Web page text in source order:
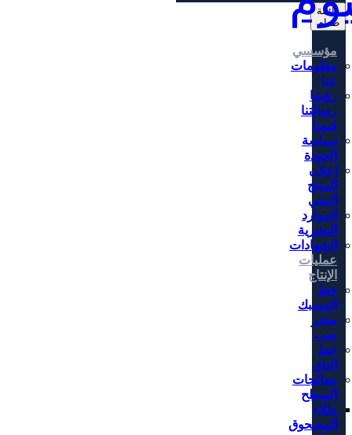
قائمة
طعام
مؤسسي
معلومات
عنا
رؤيتنا
رسالتنا
قيمنا
سياسة
الجودة
إعلان
المنتج
البيئي
الموارد
البشرية
الشهادات
عمليات
الإنتاج
خط
المسبك
متجر
صب
خط
البثق
معالجات
السطح
طلاء
المسحوق